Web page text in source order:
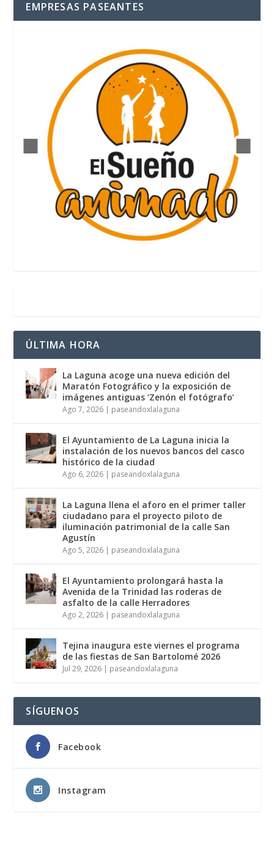
EMPRESAS PASEANTES
ÚLTIMA HORA
La Laguna acoge una nueva edición del
Maratón Fotográfico y la exposición de
imágenes antiguas ‘Zenón el fotógrafo’
Ago 7, 2026 | paseandoxlalaguna
El Ayuntamiento de La Laguna inicia la
instalación de los nuevos bancos del casco
histórico de la ciudad
Ago 6, 2026 | paseandoxlalaguna
La Laguna llena el aforo en el primer taller
ciudadano para el proyecto piloto de
iluminación patrimonial de la calle San
Agustín
Ago 5, 2026 | paseandoxlalaguna
El Ayuntamiento prolongará hasta la
Avenida de la Trinidad las roderas de
asfalto de la calle Herradores
Ago 2, 2026 | paseandoxlalaguna
Tejina inaugura este viernes el programa
de las fiestas de San Bartolomé 2026
Jul 29, 2026 | paseandoxlalaguna
SÍGUENOS
Facebook
Instagram